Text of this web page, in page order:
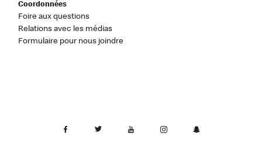
Coordonnées
Foire aux questions
Relations avec les médias
Formulaire pour nous joindre